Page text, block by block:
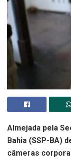
Almejada pela
Bahia (SSP-BA)
câmeras